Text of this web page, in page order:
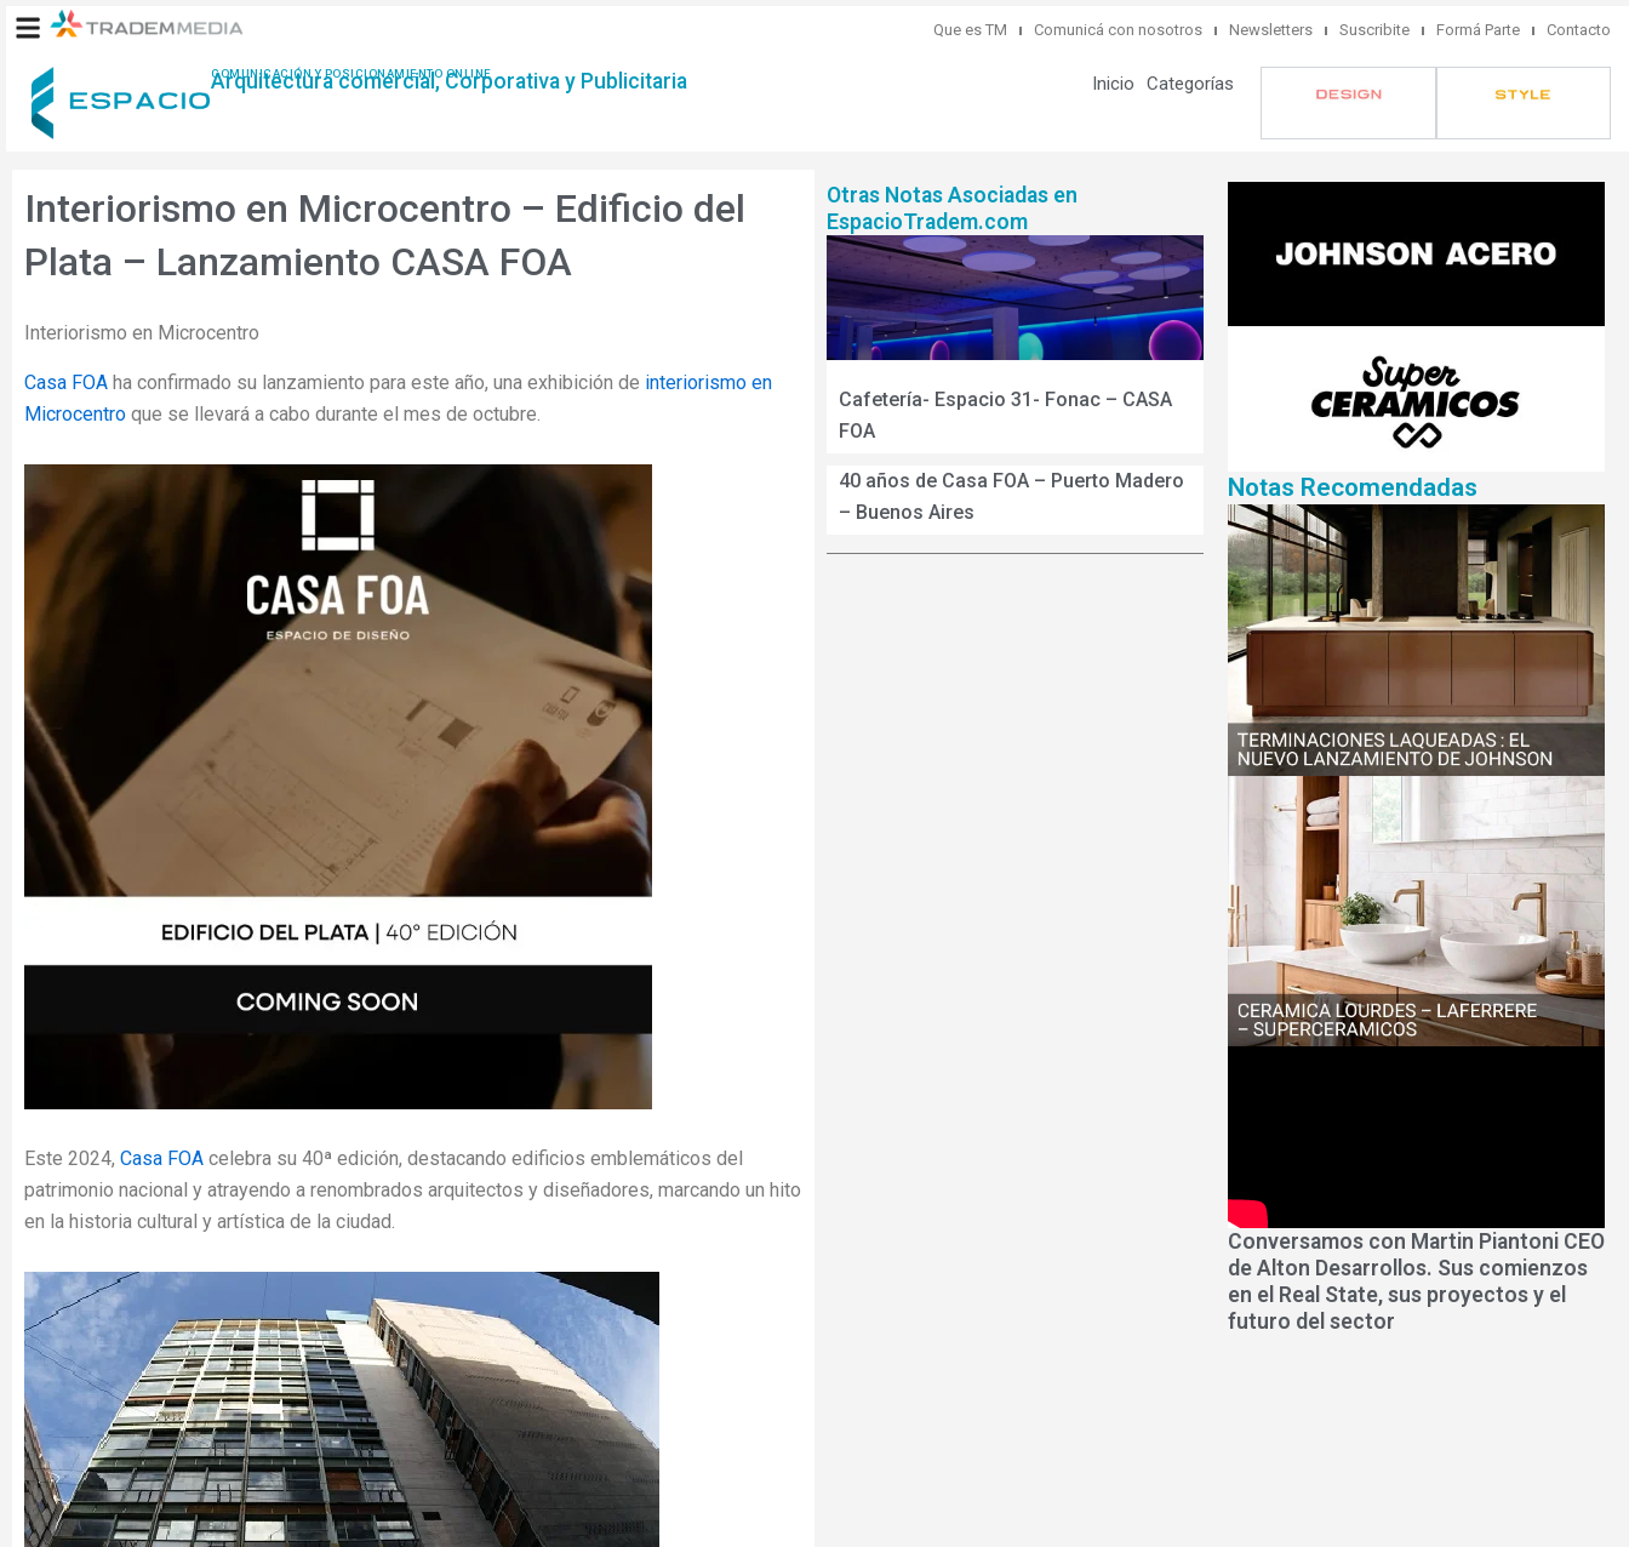
contenido
Que es TM Comunicá con nosotros Newsletters Suscribite Formá Parte Contacto
COMUNICACIÓN Y POSICIONAMIENTO ONLINE
Arquitectura comercial, Corporativa y Publicitaria Inicio Categorías
Interiorismo en Microcentro – Edificio del
Plata – Lanzamiento CASA FOA
Interiorismo en Microcentro
Casa FOA ha confirmado su lanzamiento para este año, una exhibición de interiorismo en
Microcentro que se llevará a cabo durante el mes de octubre.
Este 2024, Casa FOA celebra su 40ª edición, destacando edificios emblemáticos del
patrimonio nacional y atrayendo a renombrados arquitectos y diseñadores, marcando un hito
en la historia cultural y artística de la ciudad.
Otras Notas Asociadas en
EspacioTradem.com
Cafetería- Espacio 31- Fonac – CASA
FOA
40 años de Casa FOA – Puerto Madero
– Buenos Aires
Notas Recomendadas
Conversamos con Martin Piantoni CEO
de Alton Desarrollos. Sus comienzos
en el Real State, sus proyectos y el
futuro del sector